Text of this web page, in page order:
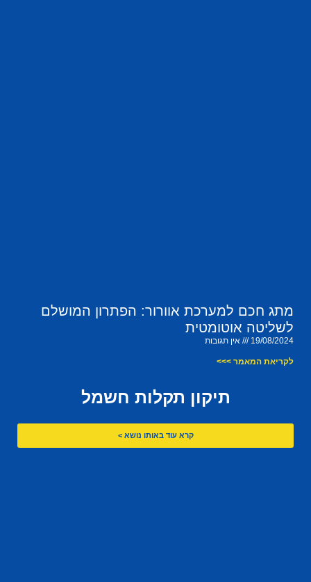
מתג חכם למערכת אוורור: הפתרון המושלם
לשליטה אוטומטית
19/08/2024 אין תגובות
לקריאת המאמר >>>
תיקון תקלות חשמל
קרא עוד באותו נושא >